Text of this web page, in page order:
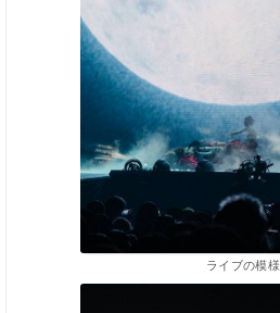
ライブの模様